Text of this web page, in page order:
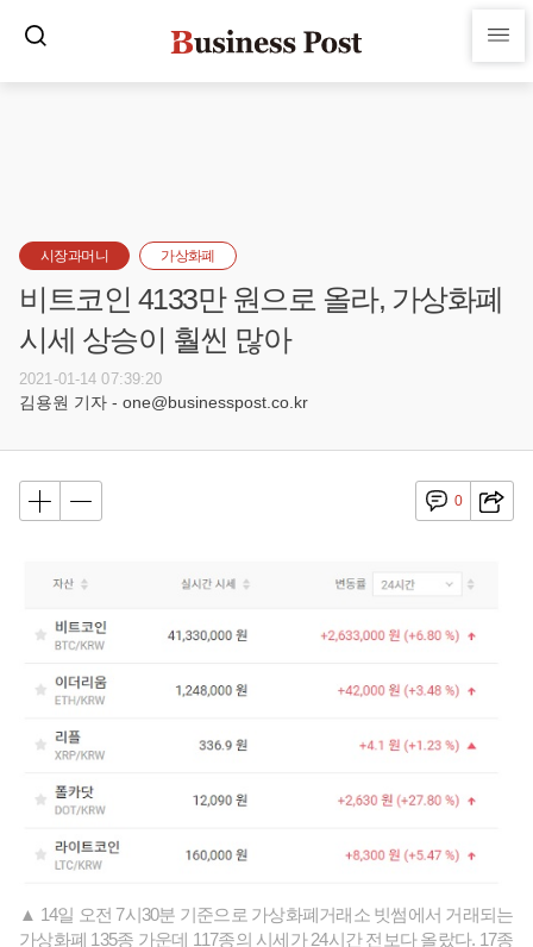
시장과머니 가상화폐
비트코인 4133만 원으로 올라, 가상화폐
시세 상승이 훨씬 많아
2021-01-14 07:39:20
김용원 기자 - one@businesspost.co.kr
0
▲ 14일 오전 7시30분 기준으로 가상화폐거래소 빗썸에서 거래되는
가상화폐 135종 가운데 117종의 시세가 24시간 전보다 올랐다. 17종